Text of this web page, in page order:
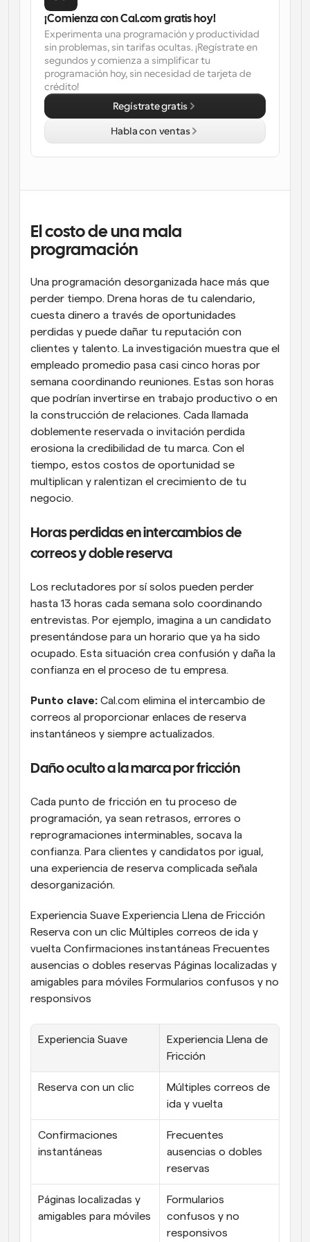
El costo de una mala
programación
Una programación desorganizada hace más que
perder tiempo. Drena horas de tu calendario,
cuesta dinero a través de oportunidades
perdidas y puede dañar tu reputación con
clientes y talento. La investigación muestra que el
empleado promedio pasa casi cinco horas por
semana coordinando reuniones. Estas son horas
que podrían invertirse en trabajo productivo o en
la construcción de relaciones. Cada llamada
doblemente reservada o invitación perdida
erosiona la credibilidad de tu marca. Con el
tiempo, estos costos de oportunidad se
multiplican y ralentizan el crecimiento de tu
negocio.
Horas perdidas en intercambios de
correos y doble reserva
Los reclutadores por sí solos pueden perder
hasta 13 horas cada semana solo coordinando
entrevistas. Por ejemplo, imagina a un candidato
presentándose para un horario que ya ha sido
ocupado. Esta situación crea confusión y daña la
confianza en el proceso de tu empresa.
Punto clave: Cal.com elimina el intercambio de
correos al proporcionar enlaces de reserva
instantáneos y siempre actualizados.
Daño oculto a la marca por fricción
Cada punto de fricción en tu proceso de
programación, ya sean retrasos, errores o
reprogramaciones interminables, socava la
confianza. Para clientes y candidatos por igual,
una experiencia de reserva complicada señala
desorganización.
Experiencia Suave Experiencia Llena de Fricción
Reserva con un clic Múltiples correos de ida y
vuelta Confirmaciones instantáneas Frecuentes
ausencias o dobles reservas Páginas localizadas y
amigables para móviles Formularios confusos y no
responsivos
Experiencia Suave
Experiencia Llena de
Fricción
Reserva con un clic
Múltiples correos de
ida y vuelta
Confirmaciones
instantáneas
Frecuentes
ausencias o dobles
reservas
Páginas localizadas y
amigables para móviles
Formularios
confusos y no
responsivos
¡Comienza con Cal.com gratis hoy!
Experimenta una programación y productividad
sin problemas, sin tarifas ocultas. ¡Regístrate en
segundos y comienza a simplificar tu
programación hoy, sin necesidad de tarjeta de
crédito!
Regístrate gratis
Habla con ventas